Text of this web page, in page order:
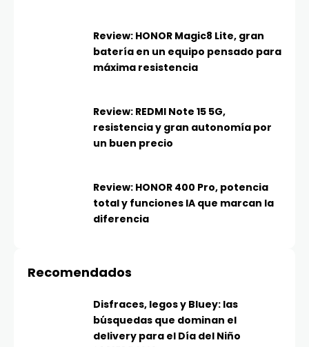
Review: HONOR Magic8 Lite, gran
batería en un equipo pensado para
máxima resistencia
Review: REDMI Note 15 5G,
resistencia y gran autonomía por
un buen precio
Review: HONOR 400 Pro, potencia
total y funciones IA que marcan la
diferencia
Recomendados
Disfraces, legos y Bluey: las
búsquedas que dominan el
delivery para el Día del Niño